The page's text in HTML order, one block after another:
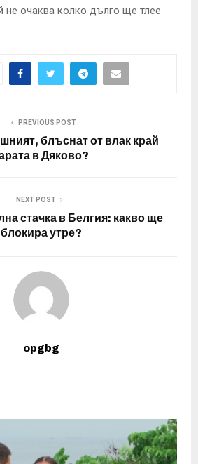
не очаква колко дълго ще тлее
PREVIOUS POST
блъснат от влак край
в Дяково?
NEXT POST
стачка в Белгия: какво ще
блокира утре?
opgbg